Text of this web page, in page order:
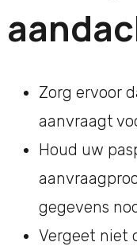
Zorg ervoor
aanvraagt
Houd uw
gegevens
Vergeet niet